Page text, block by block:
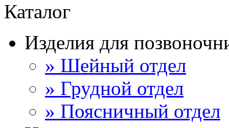
Каталог
Изделия для
» Шейный отдел
» Грудной отдел
» Поясничный отдел